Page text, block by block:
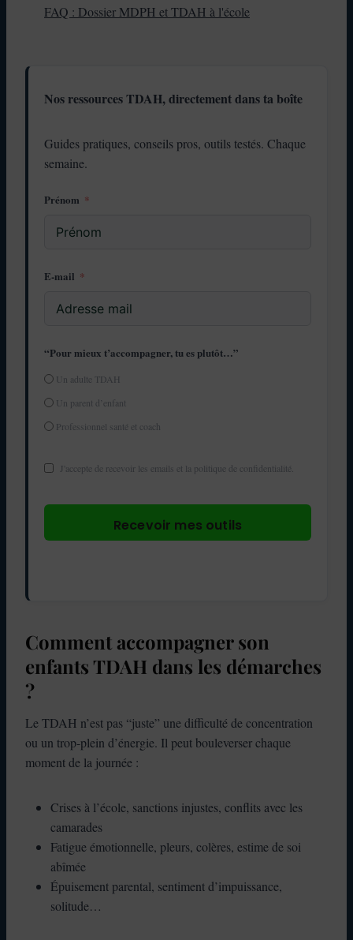
FAQ : Dossier MDPH et TDAH à l'école
Nos ressources TDAH, directement dans ta boîte
Guides pratiques, conseils pros, outils testés. Chaque
semaine.
Prénom
E-mail
“Pour mieux t’accompagner, tu es plutôt…”
Un adulte TDAH
Un parent d’enfant
Professionnel santé et coach
J'accepte de recevoir les emails et la politique de confidentialité.
Recevoir mes outils
Comment accompagner son
enfants TDAH dans les démarches
?
Le TDAH n’est pas “juste” une difficulté de concentration
ou un trop-plein d’énergie. Il peut bouleverser chaque
moment de la journée :
Crises à l’école, sanctions injustes, conflits avec les
camarades
Fatigue émotionnelle, pleurs, colères, estime de soi
abîmée
Épuisement parental, sentiment d’impuissance,
solitude…